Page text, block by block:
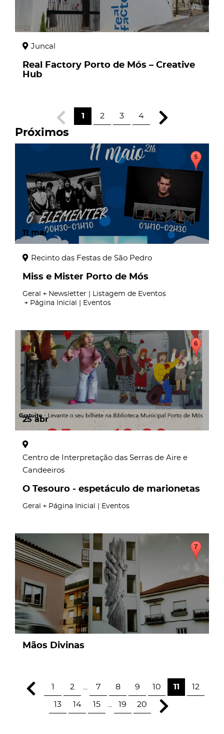
Juncal
Real Factory Porto de Mós – Creative
Hub
1 2 3 4
Próximos
11 mai
Recinto das Festas de São Pedro
Miss e Mister Porto de Mós
Geral
Newsletter | Listagem de Eventos
Página Inicial | Eventos
25 abr
Centro de Interpretação das Serras de Aire e
Candeeiros
O Tesouro - espetáculo de marionetas
Geral Página Inicial | Eventos
page
Mãos Divinas
1 2 7 8 9 10 11 12
13 14 15 19 20